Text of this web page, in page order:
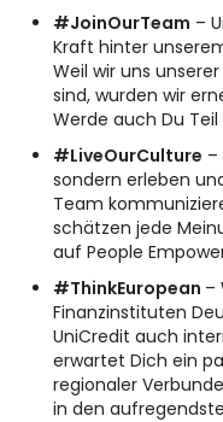
#JoinOurTeam –
Kraft hinter
Weil wir uns
sind, wurden wir
Werde auch Du
#LiveOurCulture –
sondern erleben
Team
schätzen jede
auf People
#ThinkEuropean –
Finanzinstituten
UniCredit auch
erwartet Dich ein
regionaler
in den